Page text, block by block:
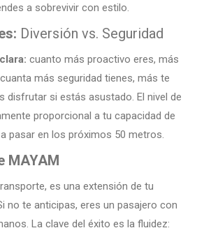
a sobrevivir con estilo.
Diversión vs. Seguridad
cuanto más proactivo eres, más
más seguridad tienes, más te
disfrutar si estás asustado. El nivel de
proporcional a tu capacidad de
pasar en los próximos 50 metros.
MAYAM
es una extensión de tu
no te anticipas, eres un pasajero con
La clave del éxito es la fluidez: